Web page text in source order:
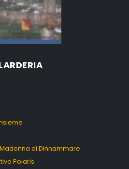
di Dinnammare
Polaris